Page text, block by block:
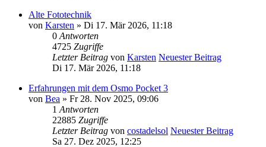
Alte Fototechnik
von Karsten » Di 17. Mär 2026, 11:18
0 Antworten
4725 Zugriffe
Letzter Beitrag von Karsten Neuester Beitrag
Di 17. Mär 2026, 11:18
Erfahrungen mit dem Osmo Pocket 3
von Bea » Fr 28. Nov 2025, 09:06
1 Antworten
22885 Zugriffe
Letzter Beitrag von costadelsol Neuester Beitrag
Sa 27. Dez 2025, 12:25